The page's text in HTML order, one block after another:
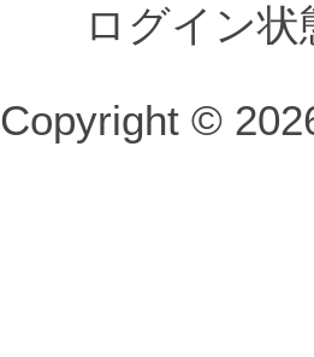
ログイン
Copyright ©